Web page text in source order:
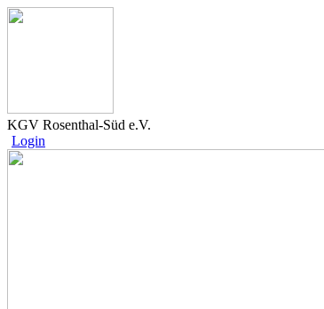
KGV Rosenthal-Süd e.V.
Login